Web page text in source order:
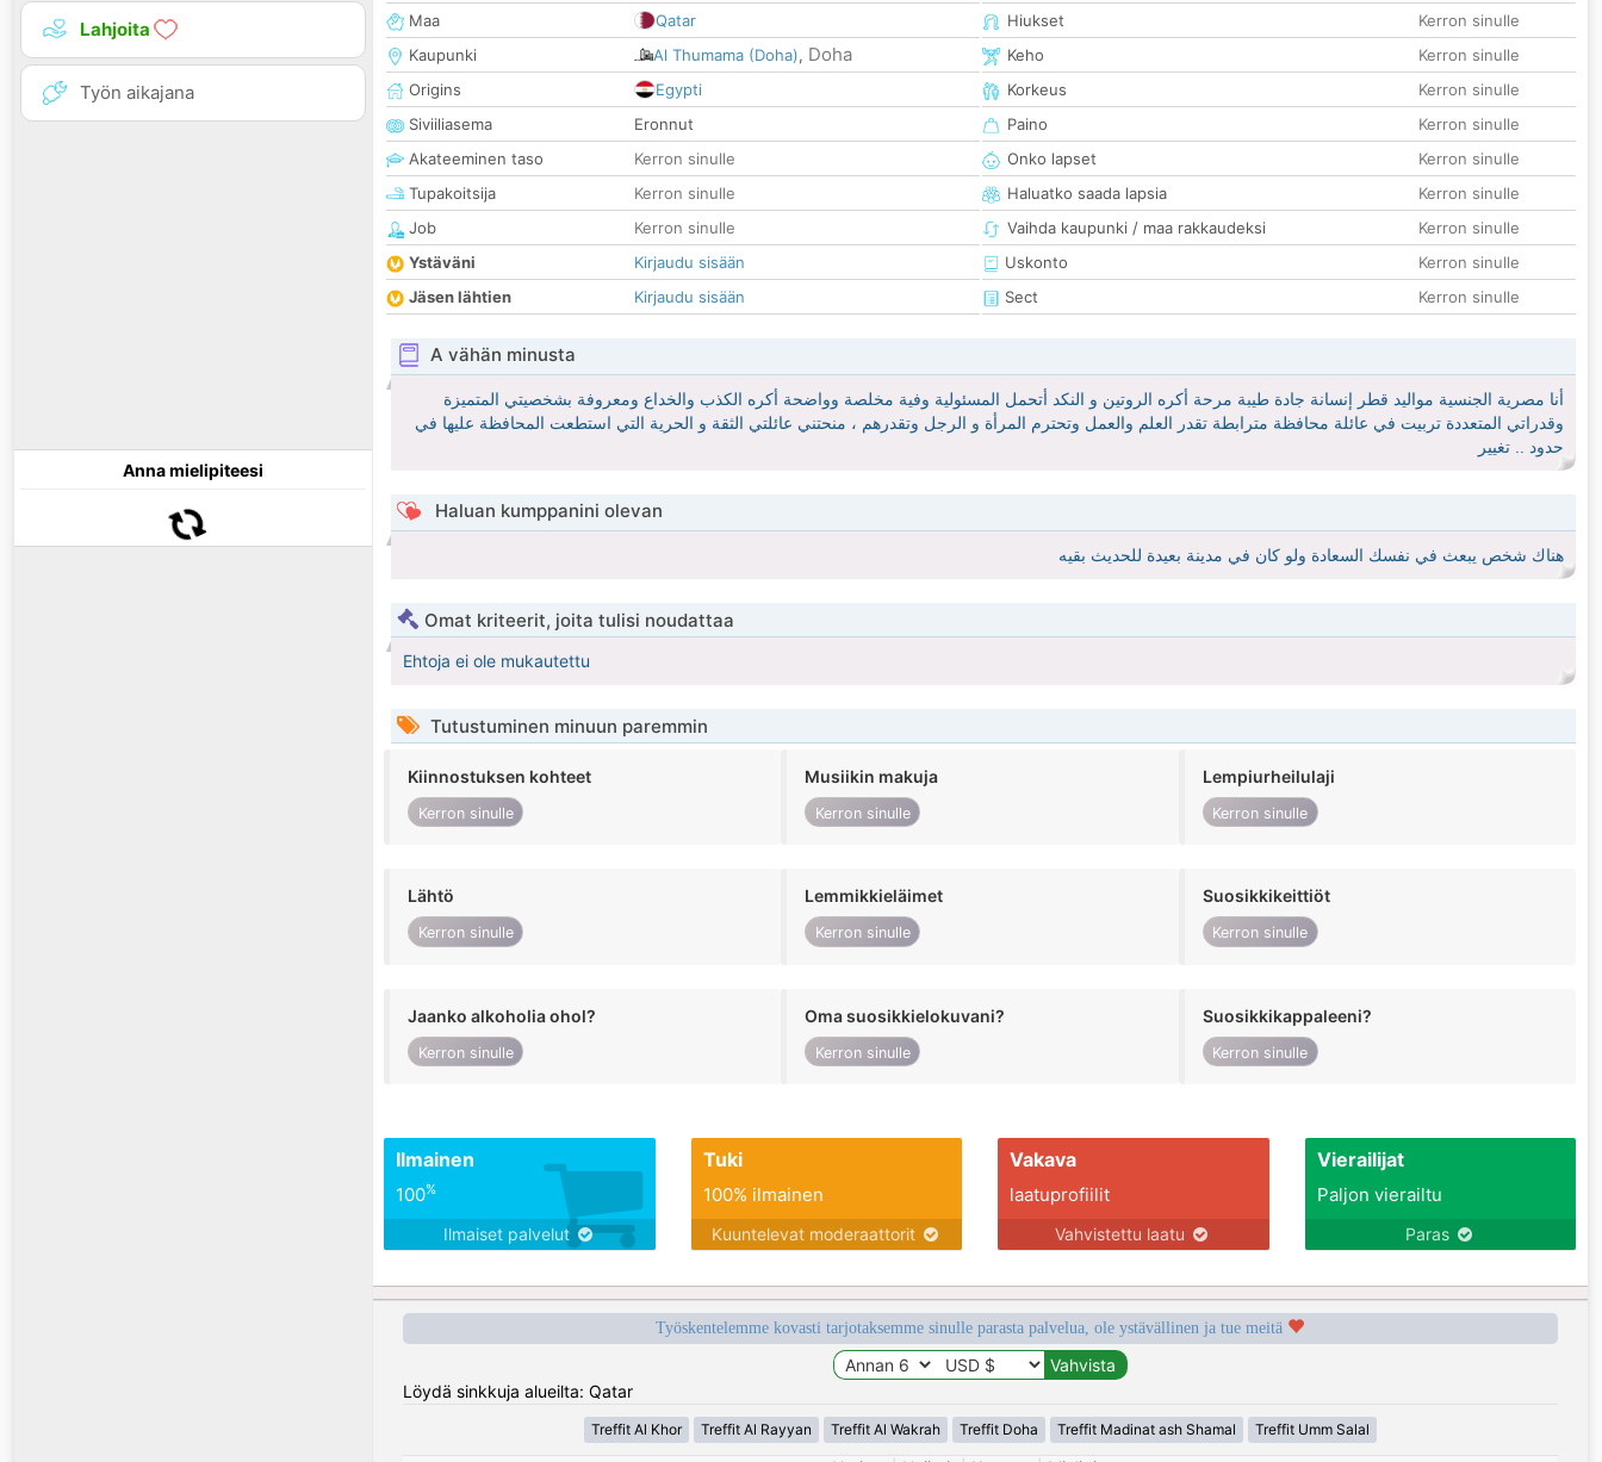
Lahjoita
Työn aikajana
Anna mielipiteesi
Maa
Qatar
Kaupunki
Al Thumama (Doha), Doha
Origins
Egypti
Siviiliasema
Eronnut
Akateeminen taso
Kerron sinulle
Tupakoitsija
Kerron sinulle
Job
Kerron sinulle
Ystäväni
Kirjaudu sisään
Jäsen lähtien
Kirjaudu sisään
Hiukset
Kerron sinulle
Keho
Kerron sinulle
Korkeus
Kerron sinulle
Paino
Kerron sinulle
Onko lapset
Kerron sinulle
Haluatko saada lapsia
Kerron sinulle
Vaihda kaupunki / maa rakkaudeksi
Kerron sinulle
Uskonto
Kerron sinulle
Sect
Kerron sinulle
A vähän minusta
أنا مصرية الجنسية مواليد قطر إنسانة جادة طيبة مرحة أكره الروتين و النكد أتحمل المسئولية وفية مخلصة وواضحة أكره الكذب والخداع ومعروفة بشخصيتي المتميزة
وقدراتي المتعددة تربيت في عائلة محافظة مترابطة تقدر العلم والعمل وتحترم المرأة و الرجل وتقدرهم ، منحتني عائلتي الثقة و الحرية التي استطعت المحافظة عليها في
حدود .. تغيير
Haluan kumppanini olevan
هناك شخص يبعث في نفسك السعادة ولو كان في مدينة بعيدة للحديث بقيه
Omat kriteerit, joita tulisi noudattaa
Ehtoja ei ole mukautettu
Tutustuminen minuun paremmin
Kiinnostuksen kohteet
Kerron sinulle
Musiikin makuja
Kerron sinulle
Lempiurheilulaji
Kerron sinulle
Lähtö
Kerron sinulle
Lemmikkieläimet
Kerron sinulle
Suosikkikeittiöt
Kerron sinulle
Jaanko alkoholia ohol?
Kerron sinulle
Oma suosikkielokuvani?
Kerron sinulle
Suosikkikappaleeni?
Kerron sinulle
Ilmainen
100%
Ilmaiset palvelut
Tuki
100% ilmainen
Kuuntelevat moderaattorit
Vakava
laatuprofiilit
Vahvistettu laatu
Vierailijat
Paljon vierailtu
Paras
Työskentelemme kovasti tarjotaksemme sinulle parasta palvelua, ole ystävällinen ja tue meitä
Löydä sinkkuja alueilta: Qatar
Treffit Al Khor Treffit Al Rayyan Treffit Al Wakrah Treffit Doha Treffit Madinat ash Shamal Treffit Umm Salal